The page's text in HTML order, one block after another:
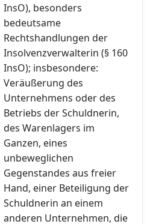
InsO), besonders
bedeutsame
Rechtshandlungen der
Insolvenzverwalterin (§ 160
InsO); insbesondere:
Veräußerung des
Unternehmens oder des
Betriebs der Schuldnerin,
des Warenlagers im
Ganzen, eines
unbeweglichen
Gegenstandes aus freier
Hand, einer Beteiligung der
Schuldnerin an einem
anderen Unternehmen, die